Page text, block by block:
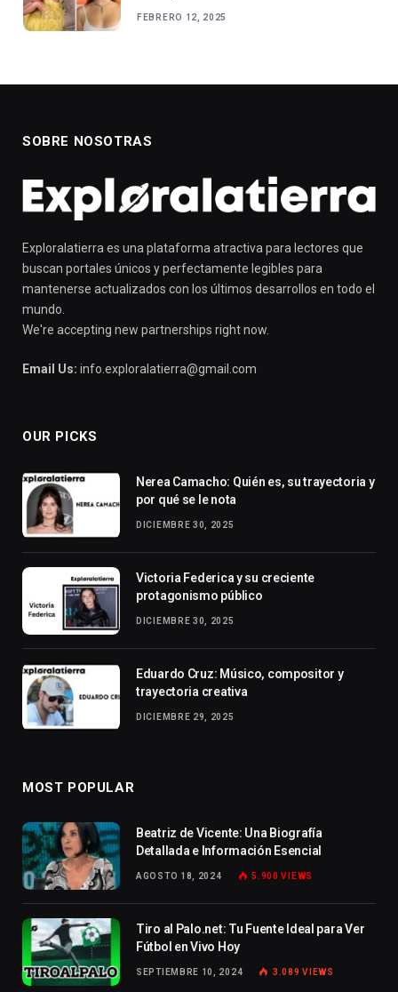
FEBRERO 12, 2025
SOBRE NOSOTRAS
Exploralatierra es una plataforma atractiva para lectores que
buscan portales únicos y perfectamente legibles para
mantenerse actualizados con los últimos desarrollos en todo el
mundo.
We're accepting new partnerships right now.
Email Us: info.exploralatierra@gmail.com
OUR PICKS
Nerea Camacho: Quién es, su trayectoria y
por qué se le nota
DICIEMBRE 30, 2025
Victoria Federica y su creciente
protagonismo público
DICIEMBRE 30, 2025
Eduardo Cruz: Músico, compositor y
trayectoria creativa
DICIEMBRE 29, 2025
MOST POPULAR
Beatriz de Vicente: Una Biografía
Detallada e Información Esencial
AGOSTO 18, 2024 5.900VIEWS
Tiro al Palo.net: Tu Fuente Ideal para Ver
Fútbol en Vivo Hoy
SEPTIEMBRE 10, 2024 3.089VIEWS